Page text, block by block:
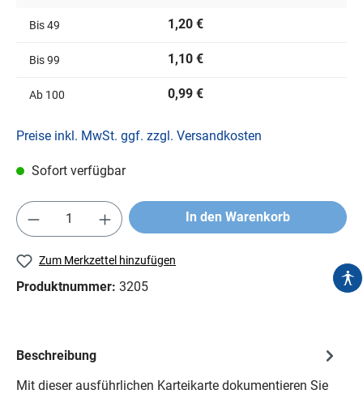
Bis49 1,20 €
Bis99 1,10 €
Ab 100 0,99 €
Preise inkl. MwSt. ggf. zzgl. Versandkosten
Sofort verfügbar
In den Warenkorb
Zum Merkzettel hinzufügen
Produktnummer: 3205
Beschreibung
Mit dieser ausführlichen Karteikarte dokumentieren Sie